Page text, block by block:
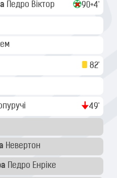
Педро Віктор 90+4'
82'
49'
Невертон
Педро Енріке